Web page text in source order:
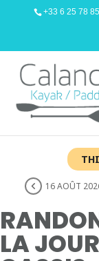
+33 6 25 78
16 AOÛT
LA